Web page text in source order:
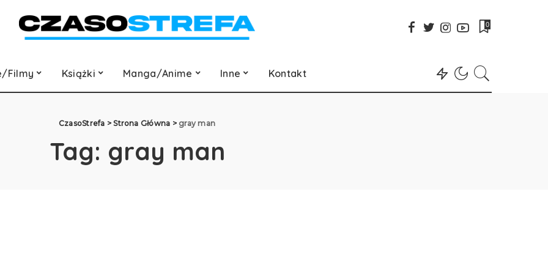
0
Filmy Książki Manga/Anime Inne Kontakt
CzasoStrefa >Strona Główna > gray man
Tag: gray man